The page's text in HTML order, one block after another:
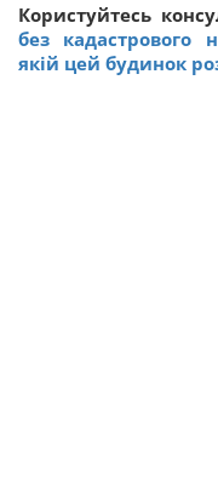
Користуйтесь
без кадастрового
якій цей будинок